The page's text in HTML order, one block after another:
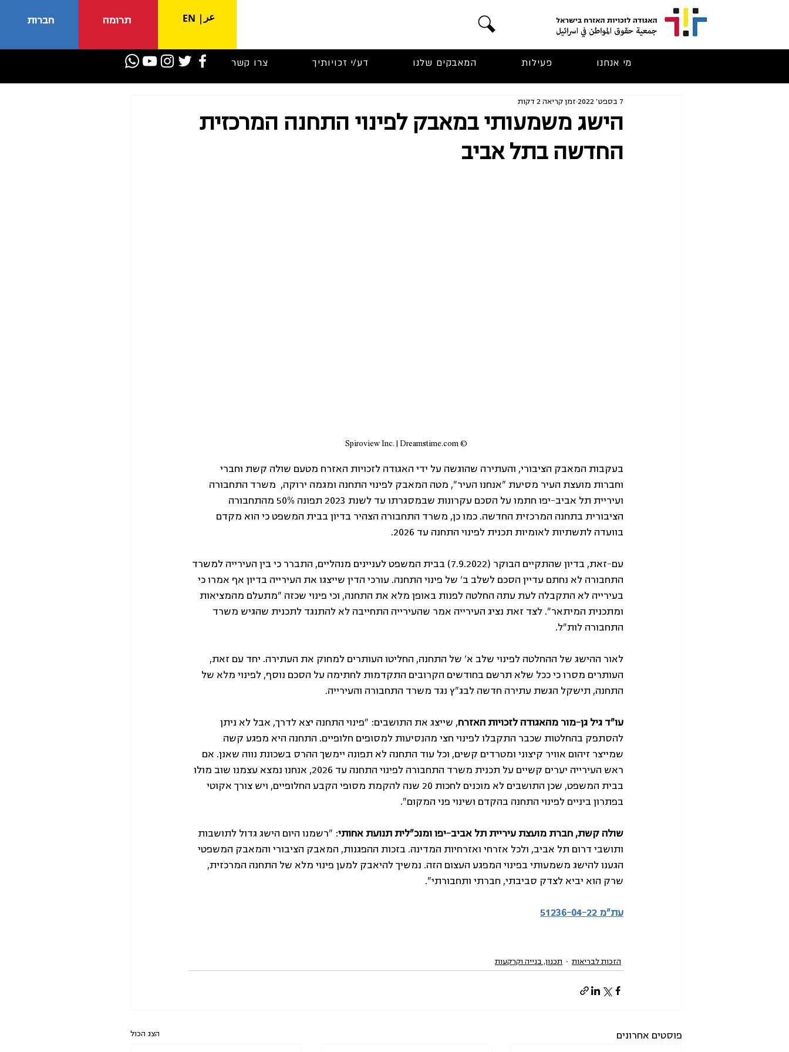
חברות תרומה عر EN
מי אנחנו פעילות המאבקים שלנו דע/י זכויותיך צרו קשר
הישג משמעותי במאבק לפינוי התחנה המרכזית
החדשה בתל אביב
7 בספט׳ 2022 זמן קריאה 2 דקות
© Spiroview Inc. | Dreamstime.com
בעקבות המאבק הציבורי, והעתירה שהוגשה על ידי האגודה לזכויות האזרח מטעם שולה קשת וחברי
וחברות מועצת העיר מסיעת "אנחנו העיר", מטה המאבק לפינוי התחנה ומגמה ירוקה,  משרד התחבורה
ועיריית תל אביב-יפו חתמו על הסכם עקרונות שבמסגרתו עד לשנת 2023 תפונה 50% מהתחבורה
הציבורית בתחנה המרכזית החדשה. כמו כן, משרד התחבורה הצהיר בדיון בבית המשפט כי הוא מקדם
בוועדה לתשתיות לאומיות תכנית לפינוי התחנה עד 2026.
עם-זאת, בדיון שהתקיים הבוקר (7.9.2022) בבית המשפט לעניינים מנהליים, התברר כי בין העירייה למשרד
התחבורה לא נחתם עדיין הסכם לשלב ב' של פינוי התחנה. עורכי הדין שייצגו את העירייה בדיון אף אמרו כי
בעירייה לא התקבלה לעת עתה החלטה לפנות באופן מלא את התחנה, וכי פינוי שכזה "מתעלם מהמציאות
ומתכנית המיתאר". לצד זאת נציג העירייה אמר שהעירייה התחייבה לא להתנגד לתכנית שהגיש משרד
התחבורה לות"ל.
לאור ההישג של ההחלטה לפינוי שלב א' של התחנה, החליטו העותרים למחוק את העתירה. יחד עם זאת,
העותרים מסרו כי ככל שלא תרשם בחודשים הקרובים התקדמות לחתימה על הסכם נוסף, לפינוי מלא של
התחנה, תישקל הגשת עתירה חדשה לבג"ץ נגד משרד התחבורה והעירייה.
עו"ד גיל גן-מור מהאגודה לזכויות האזרח, שייצג את התושבים: "פינוי התחנה יצא לדרך, אבל לא ניתן
להסתפק בהחלטות שכבר התקבלו לפינוי חצי מהנסיעות למסופים חלופיים. התחנה היא מפגע קשה
שמייצר זיהום אוויר קיצוני ומטרדים קשים, וכל עוד התחנה לא תפונה יימשך ההרס בשכונת נווה שאנן. אם
ראש העירייה יערים קשיים על תכנית משרד התחבורה לפינוי התחנה עד 2026, אנחנו נמצא עצמנו שוב מולו
בבית המשפט, שכן התושבים לא מוכנים לחכות 20 שנה להקמת מסופי הקבע החלופיים, ויש צורך אקוטי
בפתרון ביניים לפינוי התחנה בהקדם ושינוי פני המקום".
שולה קשת, חברת מועצת עיריית תל אביב-יפו ומנכ"לית תנועת אחותי: "רשמנו היום הישג גדול לתושבות
ותושבי דרום תל אביב, ולכל אזרחי ואזרחיות המדינה. בזכות ההפגנות, המאבק הציבורי והמאבק המשפטי
הגענו להישג משמעותי בפינוי המפגע העצום הזה. נמשיך להיאבק למען פינוי מלא של התחנה המרכזית,
שרק הוא יביא לצדק סביבתי, חברתי ותחבורתי".
עת"מ 51236-04-22
הזכות לבריאות תכנון, בנייה וקרקעות
פוסטים אחרונים הצג הכול